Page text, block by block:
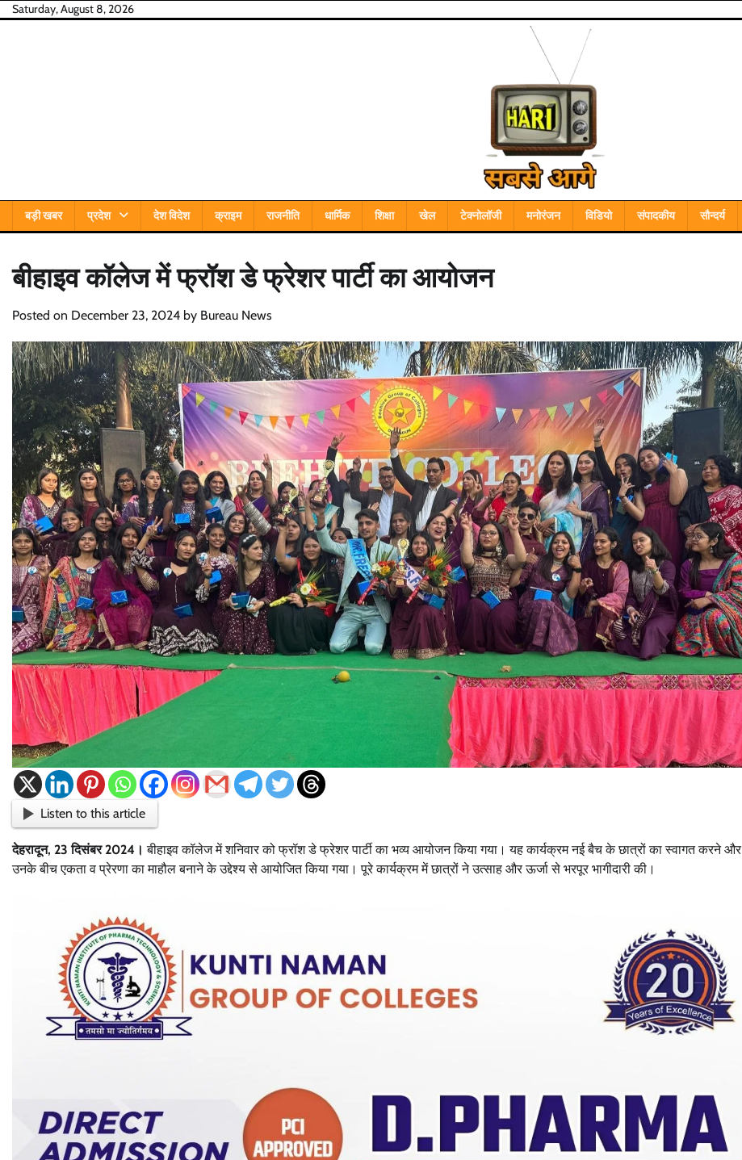
SkipSaturday, August 8, 2026
बड़ी खबर प्रदेश देश विदेश क्राइम राजनीति धार्मिक शिक्षा खेल टेक्नोलॉजी मनोरंजन विडियो संपादकीय सौन्दर्य
बीहाइव कॉलेज में फ्रॉश डे फ्रेशर पार्टी का आयोजन
Posted on December 23, 2024 by Bureau News
Listen to this article
देहरादून, 23 दिसंबर 2024। बीहाइव कॉलेज में शनिवार को फ्रॉश डे फ्रेशर पार्टी का भव्य आयोजन किया गया। यह कार्यक्रम नई बैच के छात्रों का स्वागत करने और
उनके बीच एकता व प्रेरणा का माहौल बनाने के उद्देश्य से आयोजित किया गया। पूरे कार्यक्रम में छात्रों ने उत्साह और ऊर्जा से भरपूर भागीदारी की।